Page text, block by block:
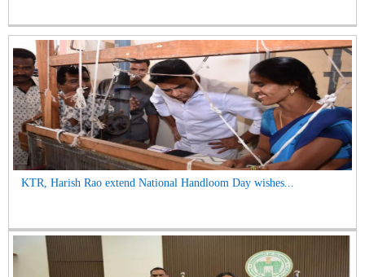
KTR, Harish Rao extend National Handloom Day wishes...